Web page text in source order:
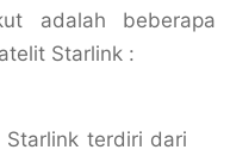
adalah beberapa
Starlink :
Starlink terdiri dari